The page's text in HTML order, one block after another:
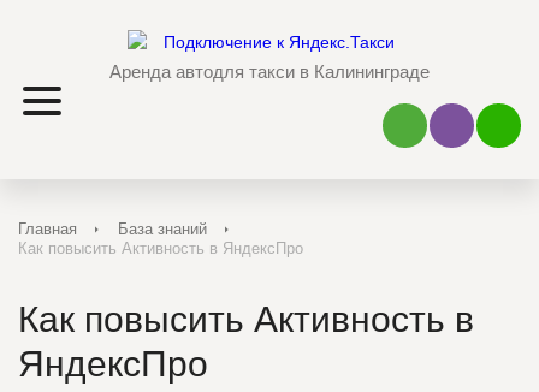
Аренда автодля такси в Калининграде
Наш ViberНаш
Главная
База знаний
Как повысить Активность в ЯндексПро
Как повысить Активность в
ЯндексПро